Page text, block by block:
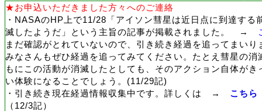
★お申込いただきました方々へのご連絡
・NASAのHP上で11/28「アイソン彗星は近日点に到達する
滅したようだ」という主旨の記事が掲載されました。 →
まだ確認がとれていないので、引き続き経過を追ってまいり
みなさんもぜひ経過を追ってみてください。たとえ彗星の消
もに この活動が消滅したとしても、そのアクション自体がき
い体験になることでしょう。(11/29記)
・引き続き現在経過情報収集中です。詳しくは
→ こちら
（12/3記）